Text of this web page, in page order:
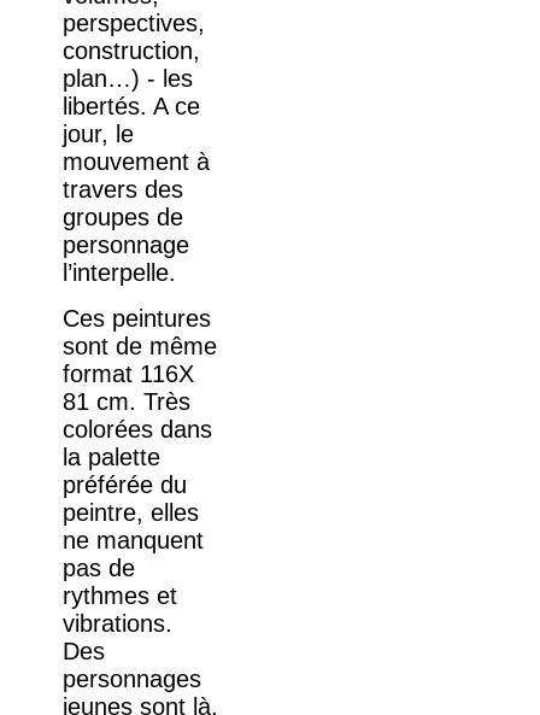
perspectives,
construction,
plan…) - les
libertés. A ce
jour, le
mouvement à
travers des
groupes de
personnage
l’interpelle.
Ces peintures
sont de même
format 116X
81 cm. Très
colorées dans
la palette
préférée du
peintre, elles
ne manquent
pas de
rythmes et
vibrations.
Des
personnages
jeunes sont là,